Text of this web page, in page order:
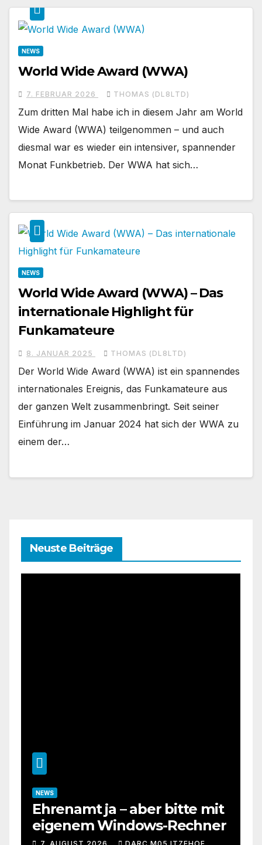
NEWS
World Wide Award (WWA)
7. FEBRUAR 2026 THOMAS (DL8LTD)
Zum dritten Mal habe ich in diesem Jahr am World
Wide Award (WWA) teilgenommen – und auch
diesmal war es wieder ein intensiver, spannender
Monat Funkbetrieb. Der WWA hat sich…
NEWS
World Wide Award (WWA) – Das
internationale Highlight für
Funkamateure
8. JANUAR 2025 THOMAS (DL8LTD)
Der World Wide Award (WWA) ist ein spannendes
internationales Ereignis, das Funkamateure aus
der ganzen Welt zusammenbringt. Seit seiner
Einführung im Januar 2024 hat sich der WWA zu
einem der…
Neuste Beiträge
NEWS
Ehrenamt ja – aber bitte mit
eigenem Windows-Rechner